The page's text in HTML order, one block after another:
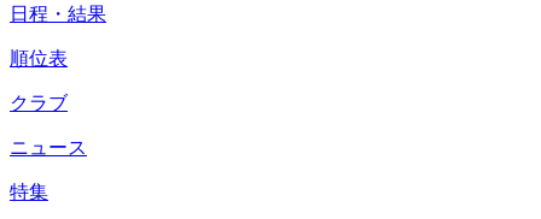
日程・結果
順位表
クラブ
ニュース
特集